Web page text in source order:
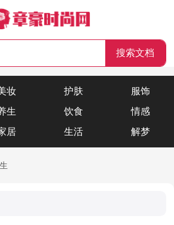
妆 护肤
服饰
生 饮食
情感
居 生活 解梦